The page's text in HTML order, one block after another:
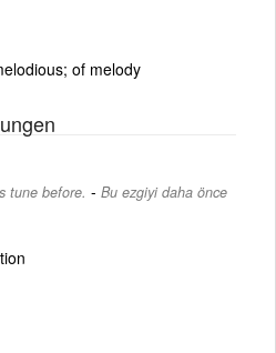
of melody
tune before. - Bu ezgiyi daha önce